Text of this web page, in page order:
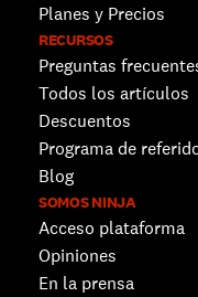
Planes y Precios
RECURSOS
Preguntas
Todos los artículos
Descuentos
Programa de
Blog
SOMOS NINJA
Acceso plataforma
Opiniones
En la prensa